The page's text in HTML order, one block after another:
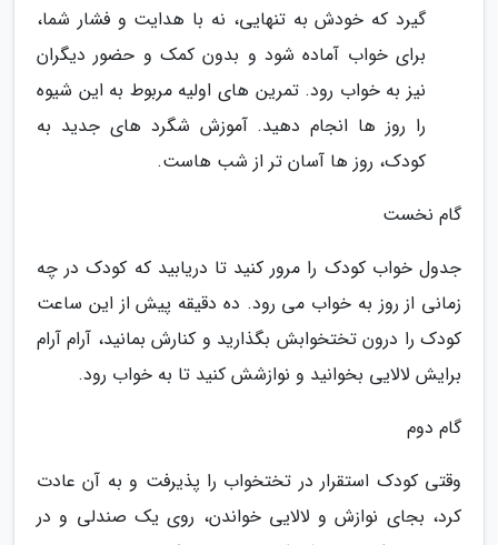
گیرد که خودش به تنهایی، نه با هدایت و فشار شما،
برای خواب آماده شود و بدون کمک و حضور دیگران
نیز به خواب رود. تمرین های اولیه مربوط به این شیوه
را روز ها انجام دهید. آموزش شگرد های جدید به
کودک، روز ها آسان تر از شب هاست.
گام نخست
جدول خواب کودک را مرور کنید تا دریابید که کودک در چه
زمانی از روز به خواب می رود. ده دقیقه پیش از این ساعت
کودک را درون تختخوابش بگذارید و کنارش بمانید، آرام آرام
برایش لالایی بخوانید و نوازشش کنید تا به خواب رود.
گام دوم
وقتی کودک استقرار در تختخواب را پذیرفت و به آن عادت
کرد، بجای نوازش و لالایی خواندن، روی یک صندلی و در